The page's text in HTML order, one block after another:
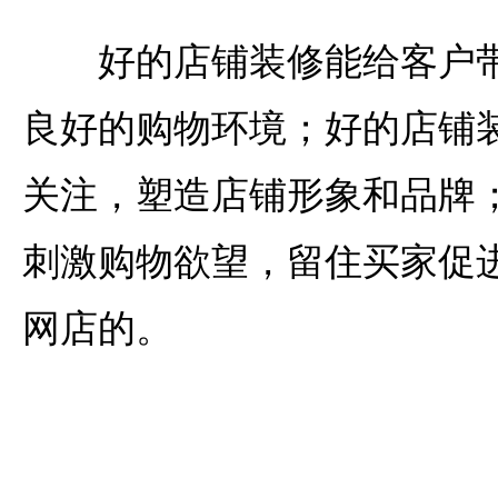
好的店铺装修能给客户
良好的购物环境；好的店铺
关注，塑造店铺形象和品牌
刺激购物欲望，留住买家促
网店的。